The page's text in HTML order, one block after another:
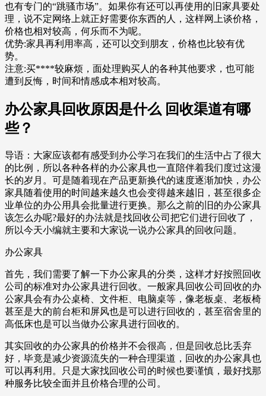
也有专门的“跳骚市场”。如果你有还可以再使用的旧家具要处
理，说不定网络上就正好需要你东西的人，这样网上谈价格，
价格也相对较高，何乐而不为呢。
优势:家具再利用率高，还可以交到朋友，价格也比较有优
势。
注意:买****较麻烦，面处理购买人的各种其他要求，也可能
遭到反悔，时间和情感成本相对较高。
办公家具回收原因是什么 回收渠道有哪
些？
导语：大家应该都有感受到办公学习在我们的生活中占了很大
的比例，所以各种各样的办公家具也一直陪伴着我们度过这漫
长的岁月。可是随着现在产品更新换代的速度逐渐加快，办公
家具随着使用的时间越来越久也会变得越来越旧，甚至很多企
业单位的办公用具会批量进行更换。那么之前的旧的办公家具
该怎么办呢?最好的办法就是找回收公司把它们进行回收了，
所以今天小编就主要和大家说一说办公家具的回收问题。
办公家具
首先，我们需要了解一下办公家具的分类，这样才好按照回收
公司的标准对办公家具进行回收。一般家具回收公司回收的办
公家具会有办公桌椅、文件柜、电脑桌等，像老板桌、老板椅
甚至是大的前台柜和屏风也是可以进行回收的，甚至宿舍里的
高低床也是可以当做办公家具进行回收的。
其实回收的办公家具的价格并不会很高，但是回收总比丢弃
好，毕竟是减少资源流失的一种合理渠道，回收的办公家具也
可以再利用。只是大家找回收公司的时候也要谨慎，最好找那
种服务比较全面并且价格合理的公司。